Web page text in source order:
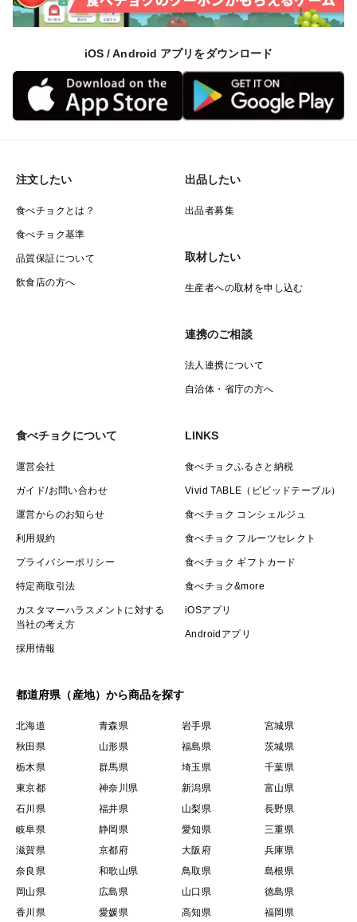
iOS / Android アプリをダウンロード
注文したい
食べチョクとは？
食べチョク基準
品質保証について
飲食店の方へ
出品したい
出品者募集
取材したい
生産者への取材を申し込む
連携のご相談
法人連携について
自治体・省庁の方へ
食べチョクについて
運営会社
ガイド/お問い合わせ
運営からのお知らせ
利用規約
プライバシーポリシー
特定商取引法
カスタマーハラスメントに対する
当社の考え方
採用情報
LINKS
食べチョクふるさと納税
Vivid TABLE（ビビッドテーブル）
食べチョク コンシェルジュ
食べチョク フルーツセレクト
食べチョク ギフトカード
食べチョク&more
iOSアプリ
Androidアプリ
都道府県（産地）から商品を探す
北海道 青森県 岩手県
宮城県
秋田県
山形県 福島県
茨城県
栃木県
群馬県 埼玉県
千葉県
東京都
神奈川県 新潟県
富山県
石川県
福井県 山梨県
長野県
岐阜県
静岡県 愛知県
三重県
滋賀県
京都府 大阪府
兵庫県
奈良県
和歌山県 鳥取県
島根県
岡山県
広島県 山口県
徳島県
香川県
愛媛県 高知県 福岡県